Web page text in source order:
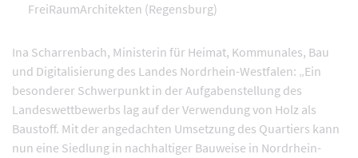
FreiRaumArchitekten (Regensburg)
Ina Scharrenbach, Ministerin für Heimat, Kommunales, Bau
und Digitalisierung des Landes Nordrhein-Westfalen: „Ein
besonderer Schwerpunkt in der Aufgabenstellung des
Landeswettbewerbs lag auf der Verwendung von Holz als
Baustoff. Mit der angedachten Umsetzung des Quartiers kann
nun eine Siedlung in nachhaltiger Bauweise in Nordrhein-